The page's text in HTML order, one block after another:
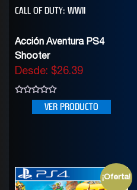
CALL OF DUTY: WWII
Acción Aventura PS4
Shooter
Desde: $26.39
VER PRODUCTO
¡Oferta!